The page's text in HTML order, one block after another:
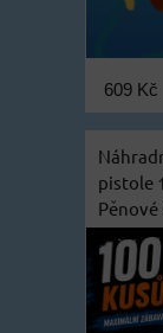
609 Kč
pistole